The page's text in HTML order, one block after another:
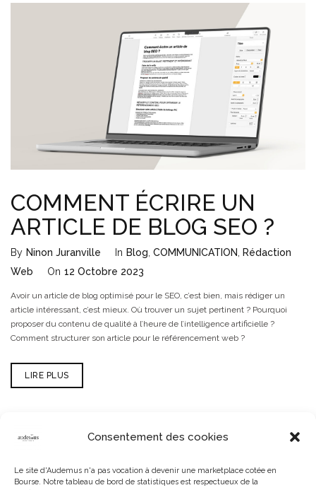
Consentement des cookies
Le site d'Audemus n'a pas vocation à devenir une marketplace cotée en
Bourse. Notre tableau de bord de statistiques est respectueux de la
COMMENT ÉCRIRE UN
ARTICLE DE BLOG SEO ?
By Ninon Juranville In Blog COMMUNICATION Rédaction
Web
On 12 Octobre 2023
Avoir un article de blog optimisé pour le SEO, c’est bien, mais rédiger un
article intéressant, c’est mieux. Où trouver un sujet pertinent ? Pourquoi
proposer du contenu de qualité à l’heure de l’intelligence artificielle ?
Comment structurer son article pour le référencement web ?
LIRE PLUS